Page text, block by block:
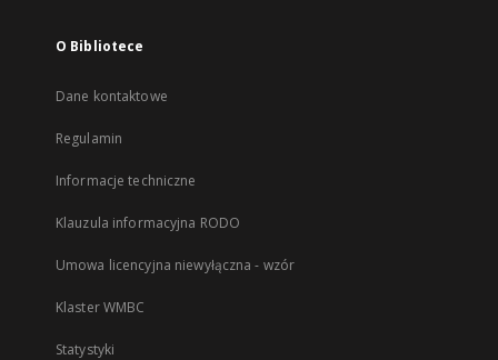
O Bibliotece
Dane kontaktowe
Regulamin
Informacje techniczne
Klauzula informacyjna RODO
Umowa licencyjna niewyłączna - wzór
Klaster WMBC
Statystyki